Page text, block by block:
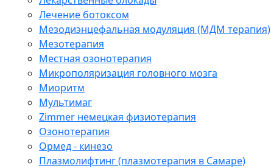
Лечение ботоксом
Мезодиэнцефальная модуляция (МДМ терапия)
Мезотерапия
Местная озонотерапия
Микрополяризация головного мозга
Миоритм
Мультимаг
Zimmer немецкая физиотерапия
Озонотерапия
Ормед - кинезо
Плазмолифтинг (плазмотерапия в Самаре)